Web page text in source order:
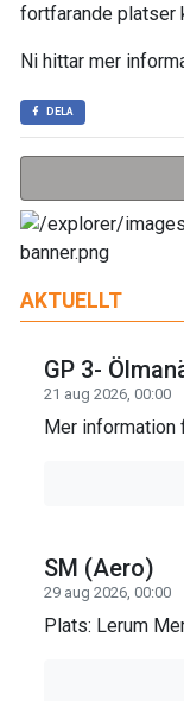
AKTUELLT
GP 3-
21 aug 2026, 00:00
Mer information
SM (Aero)
29 aug 2026, 00:00
Plats: Lerum
fortfarande platser
Ni hittar mer
DELA